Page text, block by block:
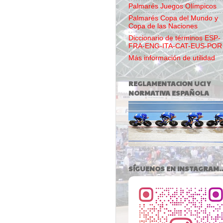
Palmarés Juegos Olímpicos
Palmarés Copa del Mundo y
Copa de las Naciones
Diccionario de términos ESP-
FRA-ENG-ITA-CAT-EUS-POR
Más información de utilidad
REGLAMENTACION UCI Y
NORMATIVA ESPAÑOLA
SÍGUENOS EN